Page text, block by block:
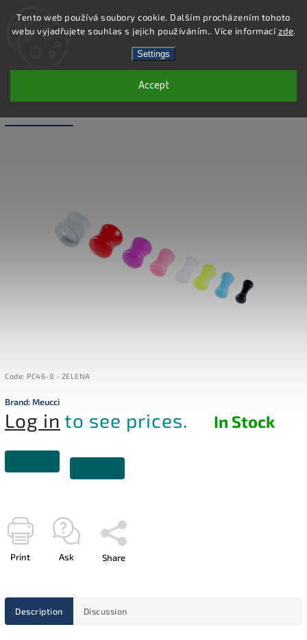
Tento web používá soubory cookie. Dalším procházením tohoto
webu vyjadřujete souhlas s jejich používáním.. Více informacízde.
Settings
Accept
Search
PC46-8 - PIERCING PLUG - ZELENÁ - 8
Code: PC46-8 - ZELENA
Brand:Meucci
Log in to see prices. In Stock
Print Ask Share
Description Discussion